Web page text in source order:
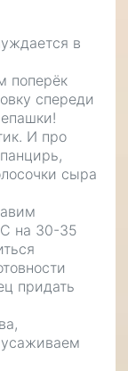
в
поперёк
спереди
И про
сыра
С на 30-35
придать